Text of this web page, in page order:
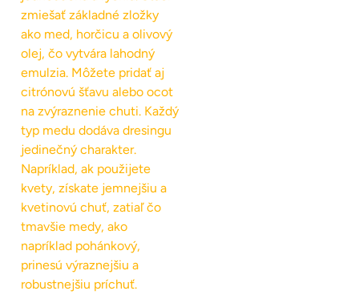
zmiešať základné zložky
ako med, horčicu a olivový
olej, čo vytvára lahodný
emulzia. Môžete pridať aj
citrónovú šťavu alebo ocot
na zvýraznenie chuti. Každý
typ medu dodáva dresingu
jedinečný charakter.
Napríklad, ak použijete
kvety, získate jemnejšiu a
kvetinovú chuť, zatiaľ čo
tmavšie medy, ako
napríklad pohánkový,
prinesú výraznejšiu a
robustnejšiu príchuť.